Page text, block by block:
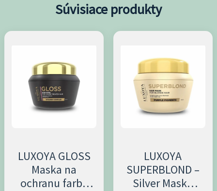
Súvisiace produkty
LUXOYA GLOSS
Maska na
ochranu farby
LUXOYA
SUPERBLOND –
Silver Maska